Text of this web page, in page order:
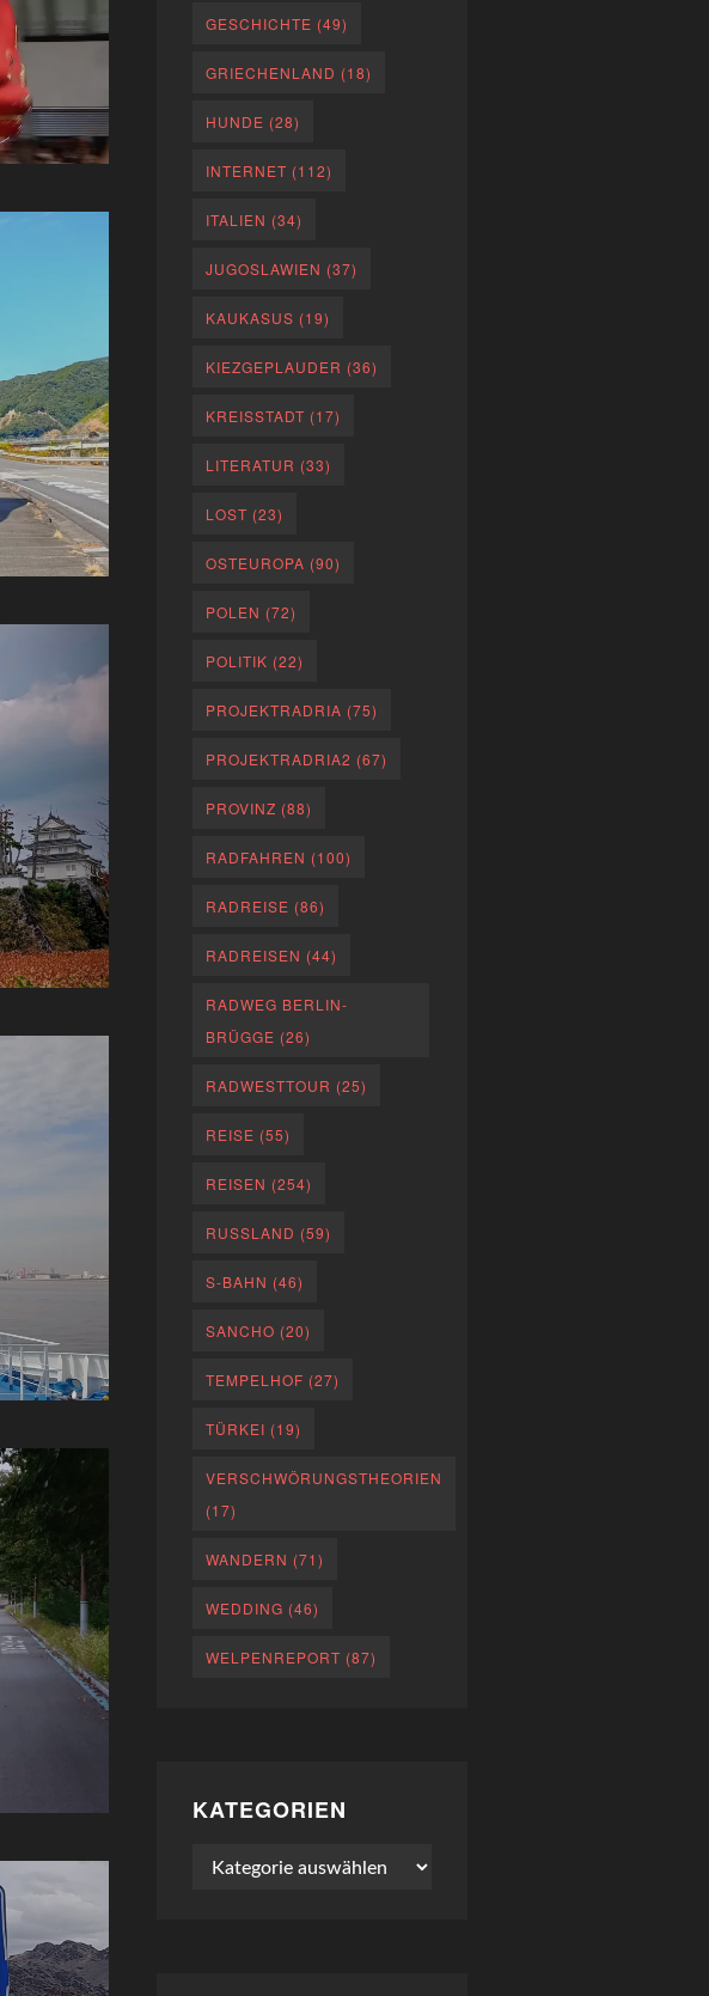
GESCHICHTE (49)
GRIECHENLAND (18)
HUNDE (28)
INTERNET (112)
ITALIEN (34)
JUGOSLAWIEN (37)
KAUKASUS (19)
KIEZGEPLAUDER (36)
KREISSTADT (17)
LITERATUR (33)
LOST (23)
OSTEUROPA (90)
POLEN (72)
POLITIK (22)
PROJEKTRADRIA (75)
PROJEKTRADRIA2 (67)
PROVINZ (88)
RADFAHREN (100)
RADREISE (86)
RADREISEN (44)
RADWEG BERLIN-
BRÜGGE (26)
RADWESTTOUR (25)
REISE (55)
REISEN (254)
RUSSLAND (59)
S-BAHN (46)
SANCHO (20)
TEMPELHOF (27)
TÜRKEI (19)
VERSCHWÖRUNGSTHEORIEN
(17)
WANDERN (71)
WEDDING (46)
WELPENREPORT (87)
KATEGORIEN
Kategorien